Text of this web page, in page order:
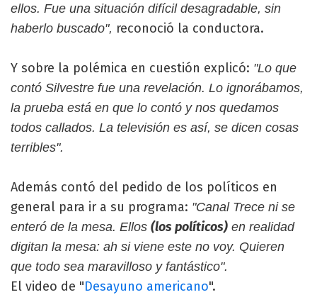
ellos. Fue una situación difícil desagradable, sin
haberlo buscado", reconoció la conductora.
Y sobre la polémica en cuestión explicó: "Lo que
contó Silvestre fue una revelación. Lo ignorábamos,
la prueba está en que lo contó y nos quedamos
todos callados. La televisión es así, se dicen cosas
terribles".
Además contó del pedido de los políticos en
general para ir a su programa: "Canal Trece ni se
enteró de la mesa. Ellos (los políticos) en realidad
digitan la mesa: ah si viene este no voy. Quieren
que todo sea maravilloso y fantástico".
El video de "Desayuno americano".